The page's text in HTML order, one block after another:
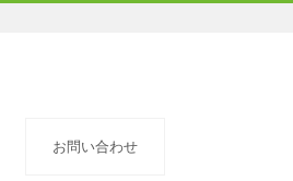
お問い合わせ